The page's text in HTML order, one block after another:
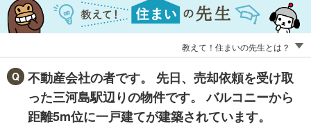
教えて！住まいの先生とは？
不動産会社の者です。 先日、売却依頼を受け取
った三河島駅辺りの物件です。 バルコニーから
距離5m位に一戸建てが建築されています。